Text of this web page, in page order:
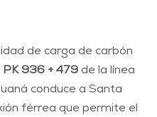
de carga de carbón
PK 936 + 479de la línea
conduce a Santa
férrea que permite el